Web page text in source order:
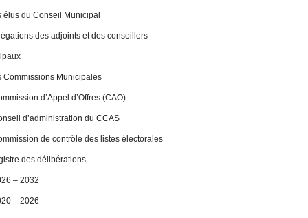
du Conseil Municipal
des adjoints et des conseillers
Municipales
d’Appel d’Offres (CAO)
d’administration du CCAS
de contrôle des listes électorales
des délibérations
– 2032
– 2026